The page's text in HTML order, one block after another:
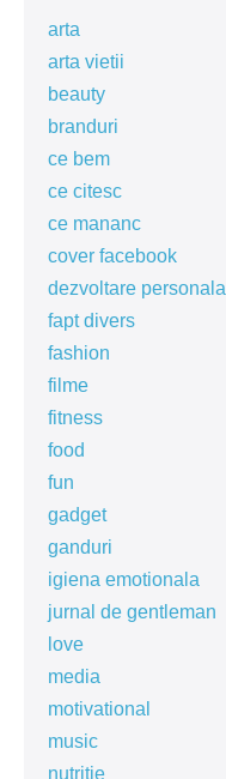
arta
arta vietii
beauty
branduri
ce bem
ce citesc
ce mananc
cover facebook
dezvoltare personala
fapt divers
fashion
filme
fitness
food
fun
gadget
ganduri
igiena emotionala
jurnal de gentleman
love
media
motivational
music
nutritie